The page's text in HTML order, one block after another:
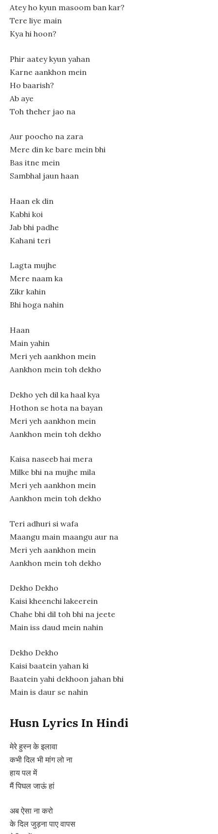
Atey ho kyun masoom ban kar?
Tere liye main
Kya hi hoon?
Phir aatey kyun yahan
Karne aankhon mein
Ho baarish?
Ab aye
Toh theher jao na
Aur poocho na zara
Mere din ke bare mein bhi
Bas itne mein
Sambhal jaun haan
Haan ek din
Kabhi koi
Jab bhi padhe
Kahani teri
Lagta mujhe
Mere naam ka
Zikr kahin
Bhi hoga nahin
Haan
Main yahin
Meri yeh aankhon mein
Aankhon mein toh dekho
Dekho yeh dil ka haal kya
Hothon se hota na bayan
Meri yeh aankhon mein
Aankhon mein toh dekho
Kaisa naseeb hai mera
Milke bhi na mujhe mila
Meri yeh aankhon mein
Aankhon mein toh dekho
Teri adhuri si wafa
Maangu main maangu aur na
Meri yeh aankhon mein
Aankhon mein toh dekho
Dekho Dekho
Kaisi kheenchi lakeerein
Chahe bhi dil toh bhi na jeete
Main iss daud mein nahin
Dekho Dekho
Kaisi baatein yahan ki
Baatein yahi dekhoon jahan bhi
Main is daur se nahin
Husn Lyrics In Hindi
मेरे हुस्न के इलावा
कभी दिल भी मांग लो ना
हाय पल में
मैं पिघल जाऊं हां
अब ऐसा ना करो
के दिल जुड़ना पाए वापस